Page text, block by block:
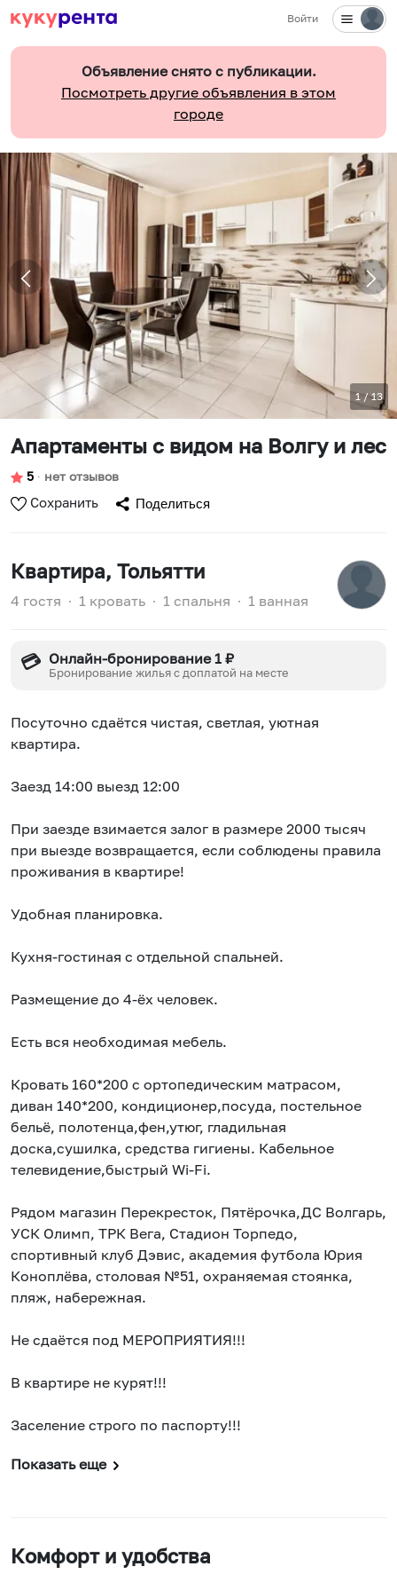
Войти
Объявление снято с публикации.
Посмотреть другие объявления в этом
городе
1/13
Апартаменты с видом на Волгу и лес
5 ∙ нет отзывов
Сохранить Поделиться
Квартира, Тольятти
4 гостя ∙ 1 кровать ∙ 1 спальня ∙ 1 ванная
💳 Онлайн-бронирование 1 ₽
Бронирование жилья с доплатой на месте
Посуточно сдаётся чистая, светлая, уютная
квартира.
Заезд 14:00 выезд 12:00
При заезде взимается залог в размере 2000 тысяч
при выезде возвращается, если соблюдены правила
проживания в квартире!
Удобная планировка.
Кухня-гостиная с отдельной спальней.
Размещение до 4-ёх человек.
Есть вся необходимая мебель.
Кровать 160*200 с ортопедическим матрасом,
диван 140*200, кондиционер,посуда, постельное
бельё, полотенца,фен,утюг, гладильная
доска,сушилка, средства гигиены. Кабельное
телевидение,быстрый Wi-Fi.
Рядом магазин Перекресток, Пятёрочка,ДС Волгарь,
УСК Олимп, ТРК Вега, Стадион Торпедо,
спортивный клуб Дэвис, академия футбола Юрия
Коноплёва, столовая №51, охраняемая стоянка,
пляж, набережная.
Не сдаётся под МЕРОПРИЯТИЯ!!!
В квартире не курят!!!
Заселение строго по паспорту!!!
Показать еще
Комфорт и удобства